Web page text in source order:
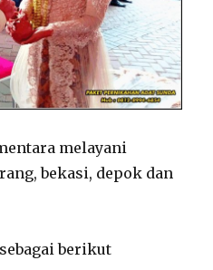
melayani
bekasi, depok dan
berikut